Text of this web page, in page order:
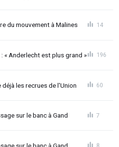
du mouvement à Malines 14
« Anderlecht est plus grand » 196
les recrues de l'Union 60
sur le banc à Gand 7
sur le banc à Gand 8